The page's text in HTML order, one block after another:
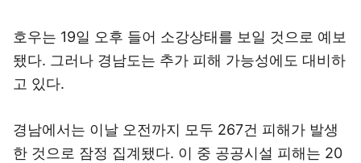
호우는 19일 오후 들어 소강상태를 보일 것으로 예보
됐다. 그러나 경남도는 추가 피해 가능성에도 대비하
고 있다.
경남에서는 이날 오전까지 모두 267건 피해가 발생
한 것으로 잠정 집계됐다. 이 중 공공시설 피해는 20